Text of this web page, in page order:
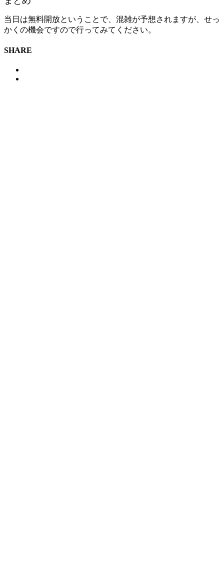
当日は無料開放ということで、混雑が予想されますが、せっ
かくの機会ですので行ってみてください。
SHARE